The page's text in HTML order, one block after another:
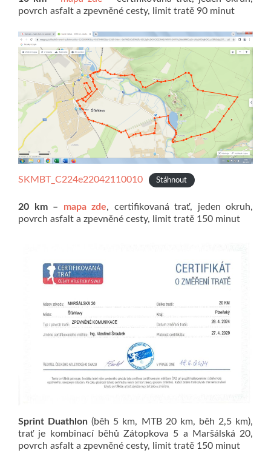
povrch asfalt a zpevněné cesty, limit tratě 90 minut
SKMBT_C224e22042110010 Stáhnout
20 km – mapa zde, certifikovaná trať, jeden okruh,
povrch asfalt a zpevněné cesty, limit tratě 150 minut
Sprint Duathlon (běh 5 km, MTB 20 km, běh 2,5 km),
trať je kombinací běhů Zátopkova 5 a Maršálská 20,
povrch asfalt a zpevněné cesty, limit tratě 150 minut